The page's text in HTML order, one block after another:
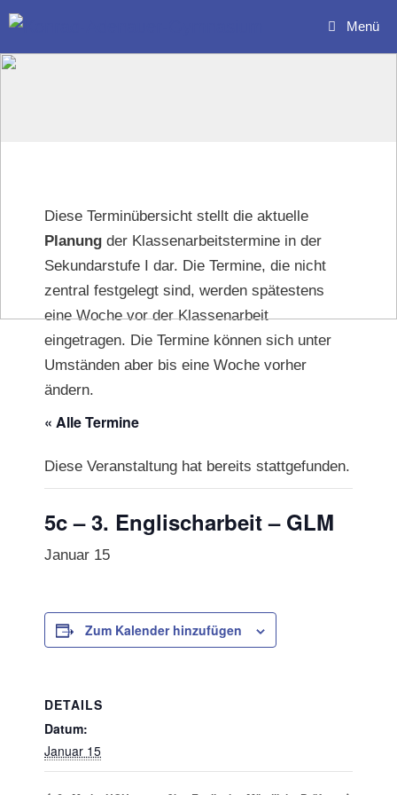
Zum
Inhalt
springen
Menü
Diese Terminübersicht stellt die aktuelle
Planung der Klassenarbeitstermine in der
Sekundarstufe I dar. Die Termine, die nicht
zentral festgelegt sind, werden spätestens
eine Woche vor der Klassenarbeit
eingetragen. Die Termine können sich unter
Umständen aber bis eine Woche vorher
ändern.
« Alle Termine
Diese Veranstaltung hat bereits stattgefunden.
5c – 3. Englischarbeit – GLM
Januar 15
Zum Kalender hinzufügen
DETAILS
Datum:
Januar 15